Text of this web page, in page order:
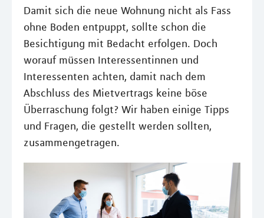
Damit sich die neue Wohnung nicht als Fass
ohne Boden entpuppt, sollte schon die
Besichtigung mit Bedacht erfolgen. Doch
worauf müssen Interessentinnen und
Interessenten achten, damit nach dem
Abschluss des Mietvertrags keine böse
Überraschung folgt? Wir haben einige Tipps
und Fragen, die gestellt werden sollten,
zusammengetragen.